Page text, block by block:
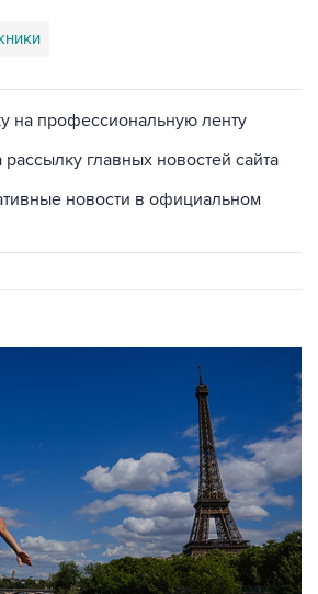
на профессиональную ленту
главных новостей сайта
новости в официальном